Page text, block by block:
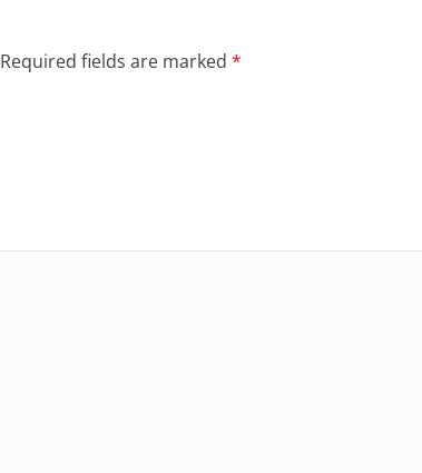
Required fields are marked *